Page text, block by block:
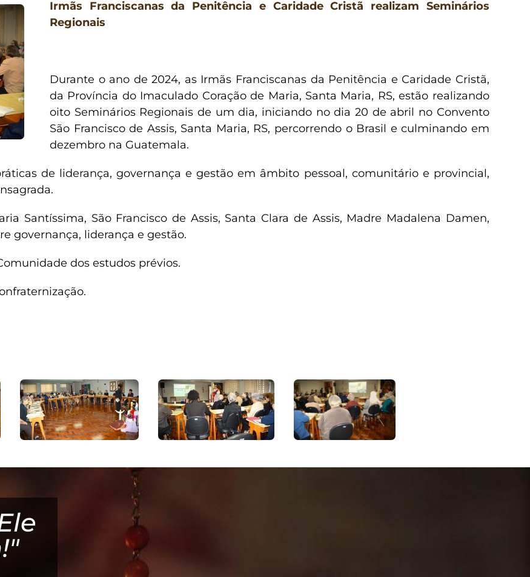
Irmãs Franciscanas da Penitência e Caridade Cristã realizam Seminários
Regionais
Durante o ano de 2024, as Irmãs Franciscanas da Penitência e Caridade Cristã,
da Província do Imaculado Coração de Maria, Santa Maria, RS, estão realizando
oito Seminários Regionais de um dia, iniciando no dia 20 de abril no Convento
São Francisco de Assis, Santa Maria, RS, percorrendo o Brasil e culminando em
dezembro na Guatemala.
de liderança, governança e gestão em âmbito pessoal, comunitário e provincial,
Santíssima, São Francisco de Assis, Santa Clara de Assis, Madre Madalena Damen,
governança, liderança e gestão.
dos estudos prévios.
"Sirvamos juntas
ao bom Deus!"